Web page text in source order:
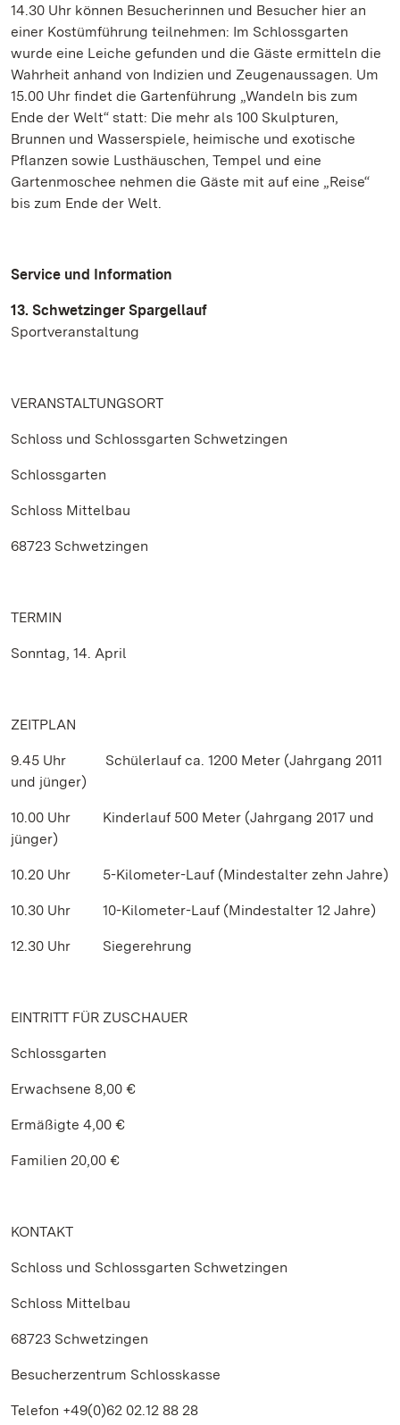
14.30 Uhr können Besucherinnen und Besucher hier an
einer Kostümführung teilnehmen: Im Schlossgarten
wurde eine Leiche gefunden und die Gäste ermitteln die
Wahrheit anhand von Indizien und Zeugenaussagen. Um
15.00 Uhr findet die Gartenführung „Wandeln bis zum
Ende der Welt“ statt: Die mehr als 100 Skulpturen,
Brunnen und Wasserspiele, heimische und exotische
Pflanzen sowie Lusthäuschen, Tempel und eine
Gartenmoschee nehmen die Gäste mit auf eine „Reise“
bis zum Ende der Welt.
Service und Information
13. Schwetzinger Spargellauf
Sportveranstaltung
VERANSTALTUNGSORT
Schloss und Schlossgarten Schwetzingen
Schlossgarten
Schloss Mittelbau
68723 Schwetzingen
TERMIN
Sonntag, 14. April
ZEITPLAN
9.45 Uhr Schülerlauf ca. 1200 Meter (Jahrgang 2011
und jünger)
10.00 Uhr Kinderlauf 500 Meter (Jahrgang 2017 und
jünger)
10.20 Uhr 5-Kilometer-Lauf (Mindestalter zehn Jahre)
10.30 Uhr 10-Kilometer-Lauf (Mindestalter 12 Jahre)
12.30 Uhr Siegerehrung
EINTRITT FÜR ZUSCHAUER
Schlossgarten
Erwachsene 8,00 €
Ermäßigte 4,00 €
Familien 20,00 €
KONTAKT
Schloss und Schlossgarten Schwetzingen
Schloss Mittelbau
68723 Schwetzingen
Besucherzentrum Schlosskasse
Telefon +49(0)62 02.12 88 28